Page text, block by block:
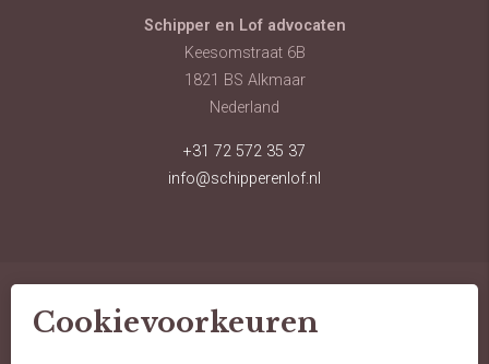
Schipper en Lof advocaten
Keesomstraat 6B
1821 BS Alkmaar
Nederland
+31 72 572 35 37
info@schipperenlof.nl
© schipper en lof advocaten
Cookievoorkeuren